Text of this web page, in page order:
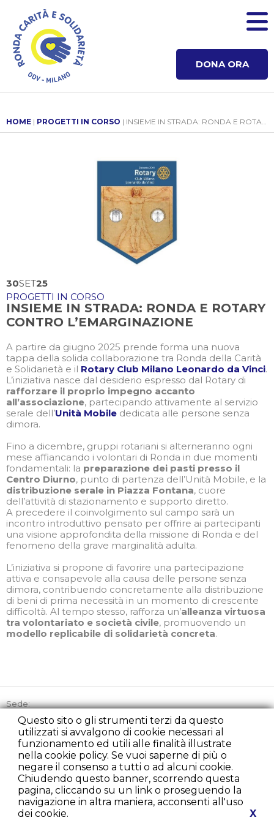
Questo sito o gli strumenti terzi da questo
utilizzati si avvalgono di cookie necessari al
funzionamento ed utili alle finalità illustrate
nella cookie policy. Se vuoi saperne di più o
negare il consenso a tutti o ad alcuni cookie.
Chiudendo questo banner, scorrendo questa
pagina, cliccando su un link o proseguendo la
navigazione in altra maniera, acconsenti all'uso
dei cookie.
X
DONA ORA
HOME | PROGETTI IN CORSO | INSIEME IN STRADA: RONDA E ROTARY CONTRO L’EMARGINAZIONE
30SET25
PROGETTI IN CORSO
INSIEME IN STRADA: RONDA E ROTARY
CONTRO L’EMARGINAZIONE
A partire da giugno 2025 prende forma una nuova
tappa della solida collaborazione tra Ronda della Carità
e Solidarietà e il Rotary Club Milano Leonardo da Vinci.
L’iniziativa nasce dal desiderio espresso dal Rotary di
rafforzare il proprio impegno accanto
all’associazione, partecipando attivamente al servizio
serale dell’Unità Mobile dedicata alle persone senza
dimora.
Fino a dicembre, gruppi rotariani si alterneranno ogni
mese affiancando i volontari di Ronda in due momenti
fondamentali: la preparazione dei pasti presso il
Centro Diurno, punto di partenza dell’Unità Mobile, e la
distribuzione serale in Piazza Fontana, cuore
dell’attività di stazionamento e supporto diretto.
A precedere il coinvolgimento sul campo sarà un
incontro introduttivo pensato per offrire ai partecipanti
una visione approfondita della missione di Ronda e del
fenomeno della grave marginalità adulta.
L’iniziativa si propone di favorire una partecipazione
attiva e consapevole alla causa delle persone senza
dimora, contribuendo concretamente alla distribuzione
di beni di prima necessità in un momento di crescente
difficoltà. Al tempo stesso, rafforza un’alleanza virtuosa
tra volontariato e società civile, promuovendo un
modello replicabile di solidarietà concreta.
Sede:
Via Picozzi 21, 20131 Milano
Tel:+39 02 45863842
Cell:+39 348 2235107
Fax:+39 02 22225279
presidenza@rondacaritamilano.com
diurno@rondacaritamilano.com
comunicazione@rondacaritamilano.com